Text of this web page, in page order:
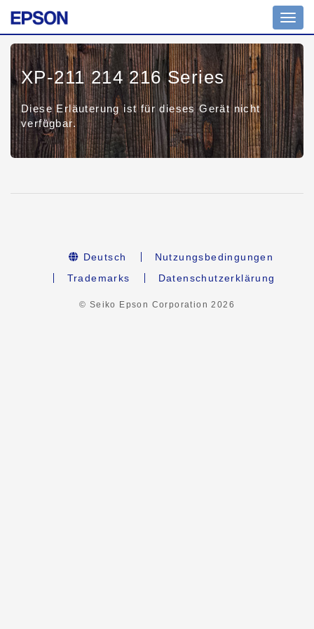
XP-211 214 216 Series
Diese Erläuterung ist für dieses Gerät nicht
verfügbar.
Deutsch
Nutzungsbedingungen
Trademarks
Datenschutzerklärung
© Seiko Epson Corporation2026